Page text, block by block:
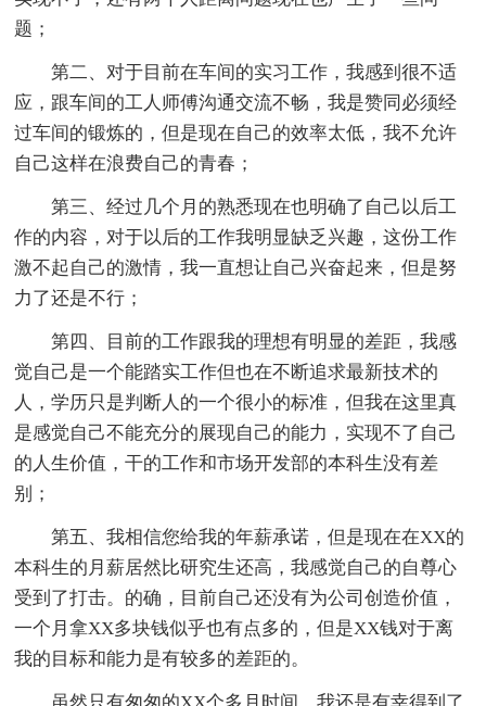
题；
第二、对于目前在车间的实习工作，我感到很不适
应，跟车间的工人师傅沟通交流不畅，我是赞同必须经
过车间的锻炼的，但是现在自己的效率太低，我不允许
自己这样在浪费自己的青春；
第三、经过几个月的熟悉现在也明确了自己以后工
作的内容，对于以后的工作我明显缺乏兴趣，这份工作
激不起自己的激情，我一直想让自己兴奋起来，但是努
力了还是不行；
第四、目前的工作跟我的理想有明显的差距，我感
觉自己是一个能踏实工作但也在不断追求最新技术的
人，学历只是判断人的一个很小的标准，但我在这里真
是感觉自己不能充分的展现自己的能力，实现不了自己
的人生价值，干的工作和市场开发部的本科生没有差
别；
第五、我相信您给我的年薪承诺，但是现在在XX的
本科生的月薪居然比研究生还高，我感觉自己的自尊心
受到了打击。的确，目前自己还没有为公司创造价值，
一个月拿XX多块钱似乎也有点多的，但是XX钱对于离
我的目标和能力是有较多的差距的。